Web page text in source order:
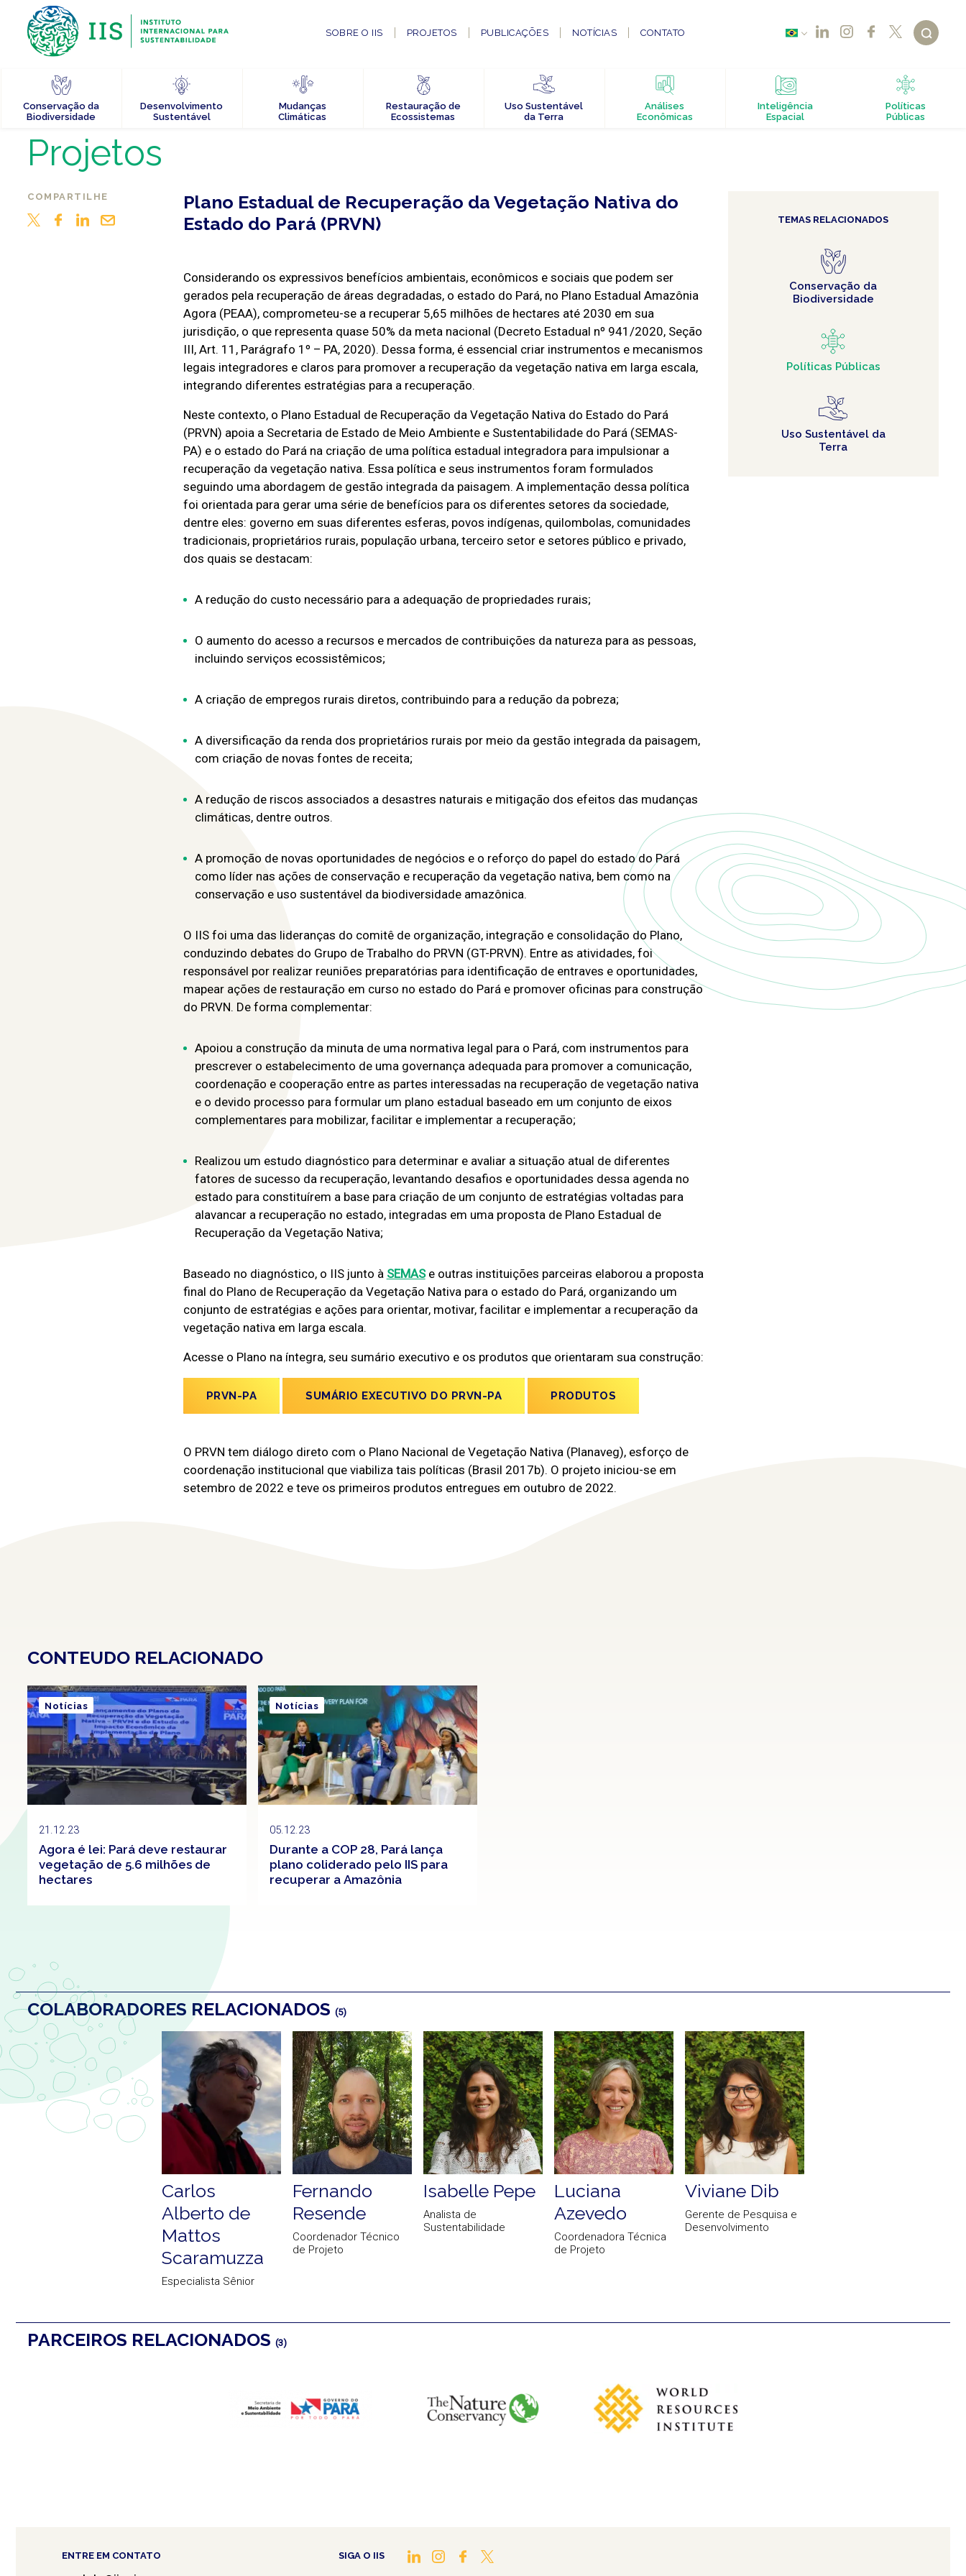
SOBRE O IIS PROJETOS PUBLICAÇÕES NOTÍCIAS CONTATO
Conservação da
Biodiversidade
Desenvolvimento
Sustentável
Mudanças
Climáticas
Restauração de
Ecossistemas
Uso Sustentável
da Terra
Análises
Econômicas
Inteligência
Espacial
Políticas
Públicas
Projetos
COMPARTILHE
Plano Estadual de Recuperação da Vegetação Nativa do
Estado do Pará (PRVN)
Considerando os expressivos benefícios ambientais, econômicos e sociais que podem ser
gerados pela recuperação de áreas degradadas, o estado do Pará, no Plano Estadual Amazônia
Agora (PEAA), comprometeu-se a recuperar 5,65 milhões de hectares até 2030 em sua
jurisdição, o que representa quase 50% da meta nacional (Decreto Estadual nº 941/2020, Seção
III, Art. 11, Parágrafo 1º – PA, 2020). Dessa forma, é essencial criar instrumentos e mecanismos
legais integradores e claros para promover a recuperação da vegetação nativa em larga escala,
integrando diferentes estratégias para a recuperação.
Neste contexto, o Plano Estadual de Recuperação da Vegetação Nativa do Estado do Pará
(PRVN) apoia a Secretaria de Estado de Meio Ambiente e Sustentabilidade do Pará (SEMAS-
PA) e o estado do Pará na criação de uma política estadual integradora para impulsionar a
recuperação da vegetação nativa. Essa política e seus instrumentos foram formulados
seguindo uma abordagem de gestão integrada da paisagem. A implementação dessa política
foi orientada para gerar uma série de benefícios para os diferentes setores da sociedade,
dentre eles: governo em suas diferentes esferas, povos indígenas, quilombolas, comunidades
tradicionais, proprietários rurais, população urbana, terceiro setor e setores público e privado,
dos quais se destacam:
A redução do custo necessário para a adequação de propriedades rurais;
O aumento do acesso a recursos e mercados de contribuições da natureza para as pessoas,
incluindo serviços ecossistêmicos;
A criação de empregos rurais diretos, contribuindo para a redução da pobreza;
A diversificação da renda dos proprietários rurais por meio da gestão integrada da paisagem,
com criação de novas fontes de receita;
A redução de riscos associados a desastres naturais e mitigação dos efeitos das mudanças
climáticas, dentre outros.
A promoção de novas oportunidades de negócios e o reforço do papel do estado do Pará
como líder nas ações de conservação e recuperação da vegetação nativa, bem como na
conservação e uso sustentável da biodiversidade amazônica.
O IIS foi uma das lideranças do comitê de organização, integração e consolidação do Plano,
conduzindo debates do Grupo de Trabalho do PRVN (GT-PRVN). Entre as atividades, foi
responsável por realizar reuniões preparatórias para identificação de entraves e oportunidades,
mapear ações de restauração em curso no estado do Pará e promover oficinas para construção
do PRVN. De forma complementar:
Apoiou a construção da minuta de uma normativa legal para o Pará, com instrumentos para
prescrever o estabelecimento de uma governança adequada para promover a comunicação,
coordenação e cooperação entre as partes interessadas na recuperação de vegetação nativa
e o devido processo para formular um plano estadual baseado em um conjunto de eixos
complementares para mobilizar, facilitar e implementar a recuperação;
Realizou um estudo diagnóstico para determinar e avaliar a situação atual de diferentes
fatores de sucesso da recuperação, levantando desafios e oportunidades dessa agenda no
estado para constituírem a base para criação de um conjunto de estratégias voltadas para
alavancar a recuperação no estado, integradas em uma proposta de Plano Estadual de
Recuperação da Vegetação Nativa;
Baseado no diagnóstico, o IIS junto à SEMASe outras instituições parceiras elaborou a proposta
final do Plano de Recuperação da Vegetação Nativa para o estado do Pará, organizando um
conjunto de estratégias e ações para orientar, motivar, facilitar e implementar a recuperação da
vegetação nativa em larga escala.
Acesse o Plano na íntegra, seu sumário executivo e os produtos que orientaram sua construção:
PRVN-PA SUMÁRIO EXECUTIVO DO PRVN-PA PRODUTOS
O PRVN tem diálogo direto com o Plano Nacional de Vegetação Nativa (Planaveg), esforço de
coordenação institucional que viabiliza tais políticas (Brasil 2017b). O projeto iniciou-se em
setembro de 2022 e teve os primeiros produtos entregues em outubro de 2022.
TEMAS RELACIONADOS
Conservação da
Biodiversidade
Políticas Públicas
Uso Sustentável da
Terra
CONTEUDO RELACIONADO
21.12.23
Agora é lei: Pará deve restaurar
vegetação de 5.6 milhões de
hectares
Notícias
05.12.23
Durante a COP 28, Pará lança
plano coliderado pelo IIS para
recuperar a Amazônia
Notícias
COLABORADORES RELACIONADOS (5)
Carlos
Alberto de
Mattos
Scaramuzza
Especialista Sênior
Fernando
Resende
Coordenador Técnico
de Projeto
Isabelle Pepe
Analista de
Sustentabilidade
Luciana
Azevedo
Coordenadora Técnica
de Projeto
Viviane Dib
Gerente de Pesquisa e
Desenvolvimento
PARCEIROS RELACIONADOS (3)
ENTRE EM CONTATO SIGA O IIS